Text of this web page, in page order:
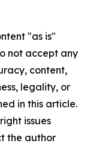
"as is"
not accept any
content,
legality, or
in this article.
issues
the author